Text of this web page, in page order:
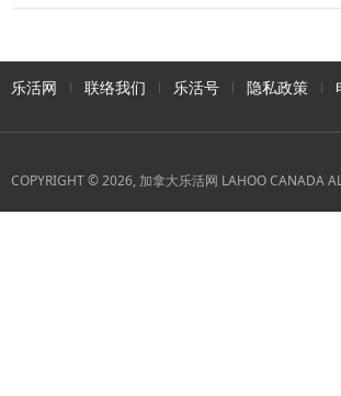
乐活网 联络我们 乐活号 隐私政策
COPYRIGHT © 2026, 加拿大乐活网 LAHOO CANADA